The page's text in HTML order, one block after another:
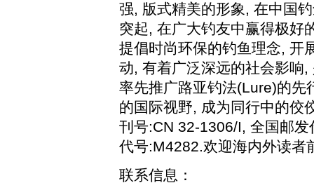
强, 版式精美的形象 , 在中国
突起, 在广大钓友中赢得极好
提倡时尚环保的钓鱼理念, 开
动, 有着广泛深远的社会影响,
率先推广路亚钓法(Lure)的先
的国际视野, 成为同行中的佼
刊号:CN 32-1306/I, 全国邮发
代号:M4282.欢迎海内外读者
联系信息：